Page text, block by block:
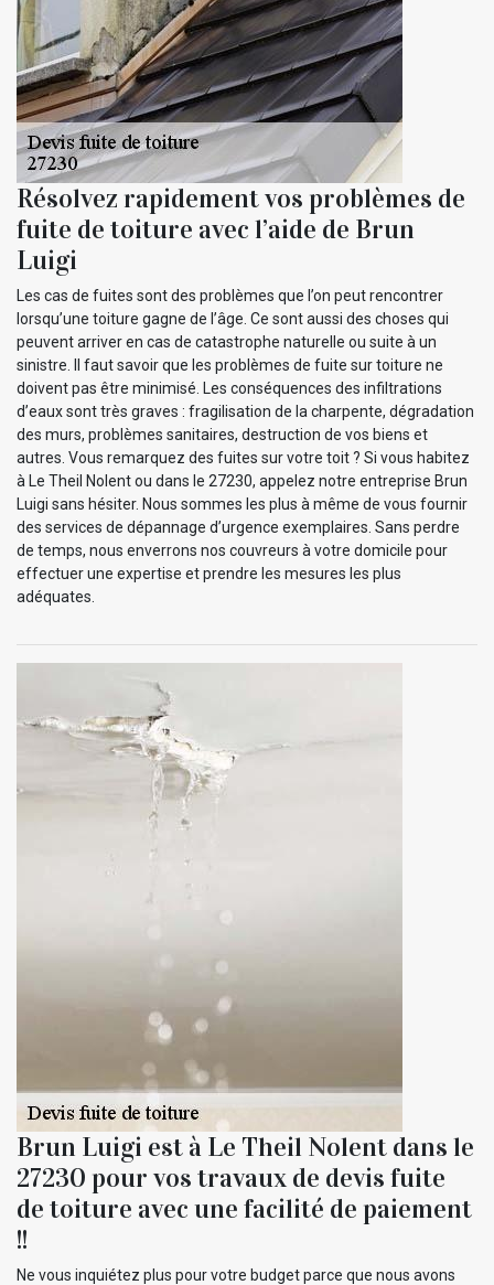
Résolvez rapidement vos problèmes de
fuite de toiture avec l’aide de Brun
Luigi
Les cas de fuites sont des problèmes que l’on peut rencontrer
lorsqu’une toiture gagne de l’âge. Ce sont aussi des choses qui
peuvent arriver en cas de catastrophe naturelle ou suite à un
sinistre. Il faut savoir que les problèmes de fuite sur toiture ne
doivent pas être minimisé. Les conséquences des infiltrations
d’eaux sont très graves : fragilisation de la charpente, dégradation
des murs, problèmes sanitaires, destruction de vos biens et
autres. Vous remarquez des fuites sur votre toit ? Si vous habitez
à Le Theil Nolent ou dans le 27230, appelez notre entreprise Brun
Luigi sans hésiter. Nous sommes les plus à même de vous fournir
des services de dépannage d’urgence exemplaires. Sans perdre
de temps, nous enverrons nos couvreurs à votre domicile pour
effectuer une expertise et prendre les mesures les plus
adéquates.
Brun Luigi est à Le Theil Nolent dans le
27230 pour vos travaux de devis fuite
de toiture avec une facilité de paiement
!!
Ne vous inquiétez plus pour votre budget parce que nous avons